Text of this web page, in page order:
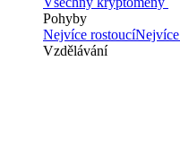
Pohyby
Nejvíce rostoucí
Vzdělávání